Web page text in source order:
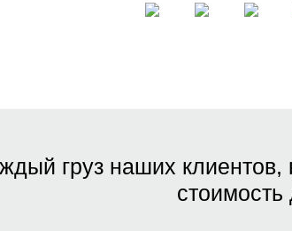
груз наших клиентов,
стоимость